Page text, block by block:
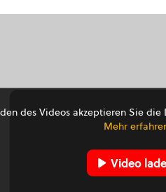
des Videos akzeptieren Sie die
Mehr
Video